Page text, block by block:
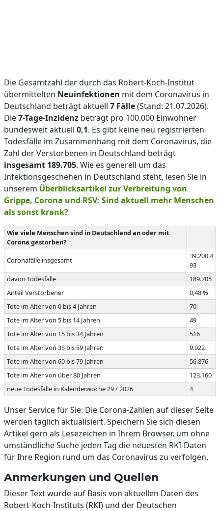
Die Gesamtzahl der durch das Robert-Koch-Institut
übermittelten Neuinfektionen mit dem Coronavirus in
Deutschland beträgt aktuell 7 Fälle(Stand: 21.07.2026).
Die7-Tage-Inzidenz beträgt pro 100.000 Einwohner
bundesweit aktuell 0,1. Es gibt keine neu registrierten
Todesfälle im Zusammenhang mit dem Coronavirus, die
Zahl der Verstorbenen in Deutschland beträgt
insgesamt 189.705. Wie es generell um das
Infektionsgeschehen in Deutschland steht, lesen Sie in
unserem Überblicksartikel zur Verbreitung von
Grippe, Corona und RSV: Sind aktuell mehr Menschen
als sonst krank?
Wie viele Menschen sind in Deutschland an oder mit
Corona gestorben?
Coronafälle insgesamt
39.200.4
93
davon Todesfälle
189.705
Anteil Verstorbener
0,48 %
Tote im Alter von 0 bis 4 Jahren
70
Tote im Alter von 5 bis 14 Jahren
49
Tote im Alter von 15 bis 34 Jahren
516
Tote im Alter von 35 bis 59 Jahren
9.022
Tote im Alter von 60 bis 79 Jahren
56.876
Tote im Alter von über 80 Jahren
123.160
neue Todesfälle in Kalenderwoche 29 / 2026
4
Unser Service für Sie: Die Corona-Zahlen auf dieser Seite
werden täglich aktualisiert. Speichern Sie sich diesen
Artikel gern als Lesezeichen in Ihrem Browser, um ohne
umständliche Suche jeden Tag die neuesten RKI-Daten
für Ihre Region rund um das Coronavirus zu verfolgen.
Anmerkungen und Quellen
Dieser Text wurde auf Basis von aktuellen Daten des
Robert-Koch-Instituts (RKI) und der Deutschen